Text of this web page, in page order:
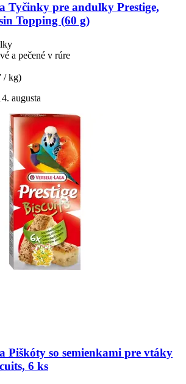
Tyčinky pre andulky Prestige,
Topping (60 g)
a pečené v rúre
/ kg)
augusta
Piškóty so semienkami pre vtáky
6 ks